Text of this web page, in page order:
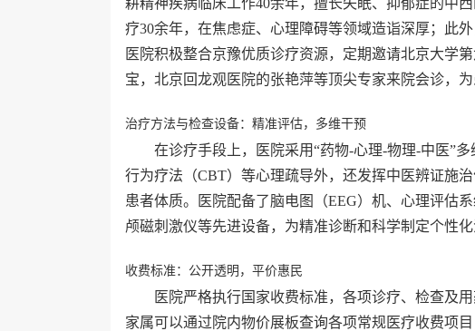
耕精神疾病临床工作40余年，擅长失眠、抑郁症的中
疗30余年，在焦虑症、心理障碍等领域造诣深厚；此
医院积极整合京豫优质诊疗资源，定期邀请北京大学
宝，北京回龙观医院的张艳萍等顶尖专家来院会诊，
治疗方法与检查设备：精准评估，多维干预
在诊疗手段上，医院采用“药物-心理-物理-中医”
行为疗法（CBT）等心理疏导外，还发挥中医辨证施
患者体质。医院配备了脑电图（EEG）机、心理评估
颅磁刺激仪等先进设备，为精准诊断和科学制定个性
收费标准：公开透明，平价惠民
医院严格执行国家收费标准，各项诊疗、检查及
家属可以通过院内物价展板查询各项常规医疗收费项